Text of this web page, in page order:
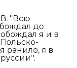
"Всю
до
я и в
ранило, я в